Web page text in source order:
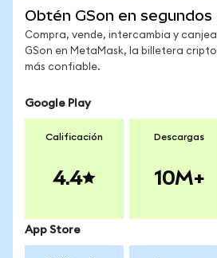
Obtén GSon en segundos
Compra, vende, intercambia y canjea
GSon en MetaMask, la billetera cripto
más confiable.
Google Play
Calificación
4.4
Descargas
10M+
App Store